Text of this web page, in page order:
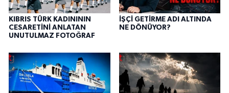
KIBRIS TÜRK KADINININ
CESARETİNİ ANLATAN
UNUTULMAZ FOTOĞRAF
İŞÇİ GETİRME ADI ALTINDA
NE DÖNÜYOR?